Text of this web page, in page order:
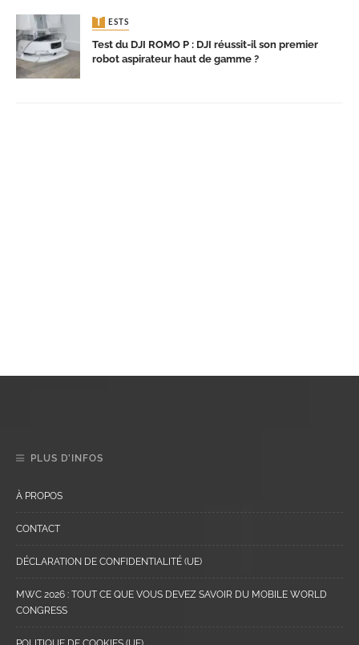
TESTS
Test du DJI ROMO P : DJI réussit-il son premier
robot aspirateur haut de gamme ?
PLUS D’INFOS
À PROPOS
CONTACT
DÉCLARATION DE CONFIDENTIALITÉ (UE)
MWC 2026 : TOUT CE QUE VOUS DEVEZ SAVOIR DU MOBILE WORLD
CONGRESS